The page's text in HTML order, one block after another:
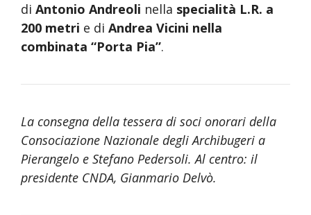
di Antonio Andreoli nella specialità L.R. a
200 metri e di Andrea Vicini nella
combinata “Porta Pia”.
La consegna della tessera di soci onorari della
Consociazione Nazionale degli Archibugeri a
Pierangelo e Stefano Pedersoli. Al centro: il
presidente CNDA, Gianmario Delvò.